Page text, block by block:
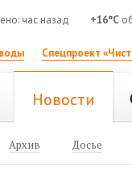
час назад +16°C
Спецпроект
Новости
Архив Досье